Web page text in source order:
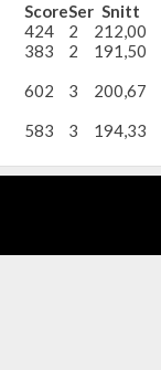
ScoreSer Snitt
424 2
212,00
383 2
191,50
602 3
200,67
583 3 194,33